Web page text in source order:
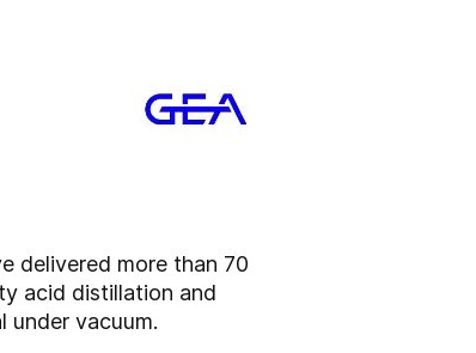
delivered more than 70
acid distillation and
vacuum.